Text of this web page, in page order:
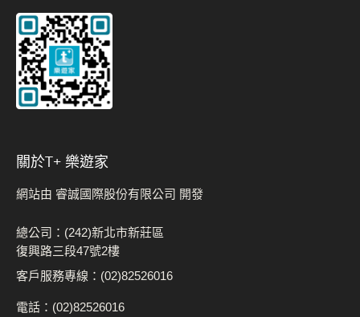
關於t+ 樂遊家
網站由 睿誠國際股份有限公司 開發
總公司：(242)新北市新莊區
復興路三段47號2樓
客戶服務專線：(02)82526016
電話：(02)82526016